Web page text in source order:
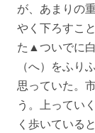
が、あまりの
やく下ろすこ
た▲ついでに
（へ）をふり
思っていた。
う。上ってい
く歩いている